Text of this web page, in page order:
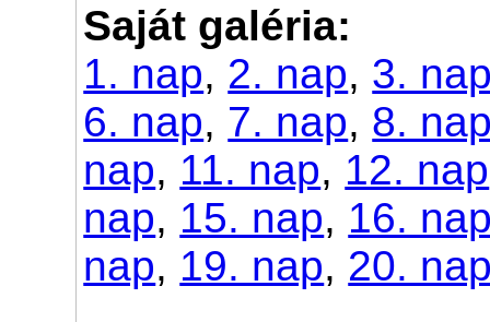
Saját galéria:
1. nap, 2. nap, 3.
6. nap, 7. nap, 8.
nap, 11. nap, 12. nap
nap, 15. nap, 16.
nap, 19. nap, 20.